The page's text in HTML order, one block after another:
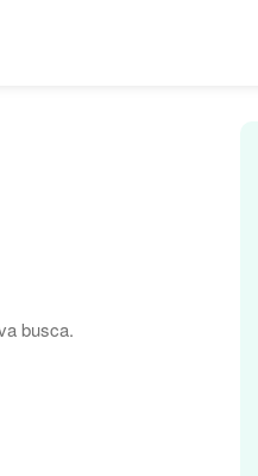
busca.